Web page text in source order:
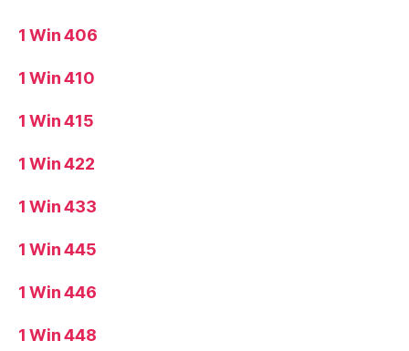
1 Win 406
1 Win 410
1 Win 415
1 Win 422
1 Win 433
1 Win 445
1 Win 446
1 Win 448